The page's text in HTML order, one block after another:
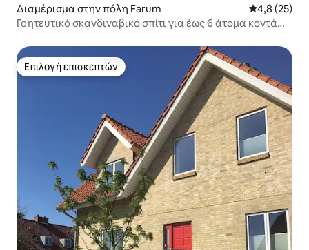
Διαμέρισμα στην πόλη Farum Μέση
4,8 (25)
Γοητευτικό σκανδιναβικό σπίτι για έως 6 άτομα κοντά
Επιλογή επισκεπτών
Επιλογή επισκεπτών